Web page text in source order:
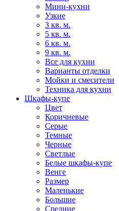
Мини-кухни
Узкие
3 кв. м.
5 кв. м.
6 кв. м.
9 кв. м.
Все для кухни
Варианты отделки
Мойки и смесители
Техника для кухни
Шкафы-купе
Цвет
Коричневые
Серые
Темные
Черные
Светлые
Белые шкафы-купе
Венге
Размер
Маленькие
Большие
Средние